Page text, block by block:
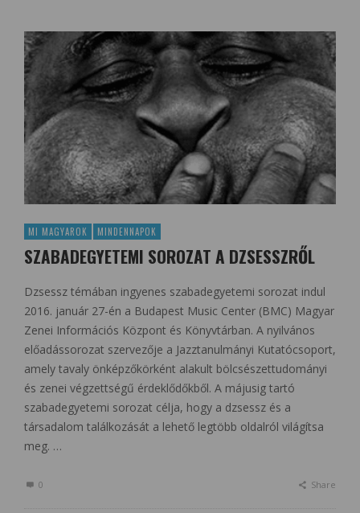
MI MAGYAROK MINDENNAPOK
SZABADEGYETEMI SOROZAT A DZSESSZRŐL
Dzsessz témában ingyenes szabadegyetemi sorozat indul
2016. január 27-én a Budapest Music Center (BMC) Magyar
Zenei Információs Központ és Könyvtárban. A nyilvános
előadássorozat szervezője a Jazztanulmányi Kutatócsoport,
amely tavaly önképzőkörként alakult bölcsészettudományi
és zenei végzettségű érdeklődőkből. A májusig tartó
szabadegyetemi sorozat célja, hogy a dzsessz és a
társadalom találkozását a lehető legtöbb oldalról világítsa
meg. …
0 Share